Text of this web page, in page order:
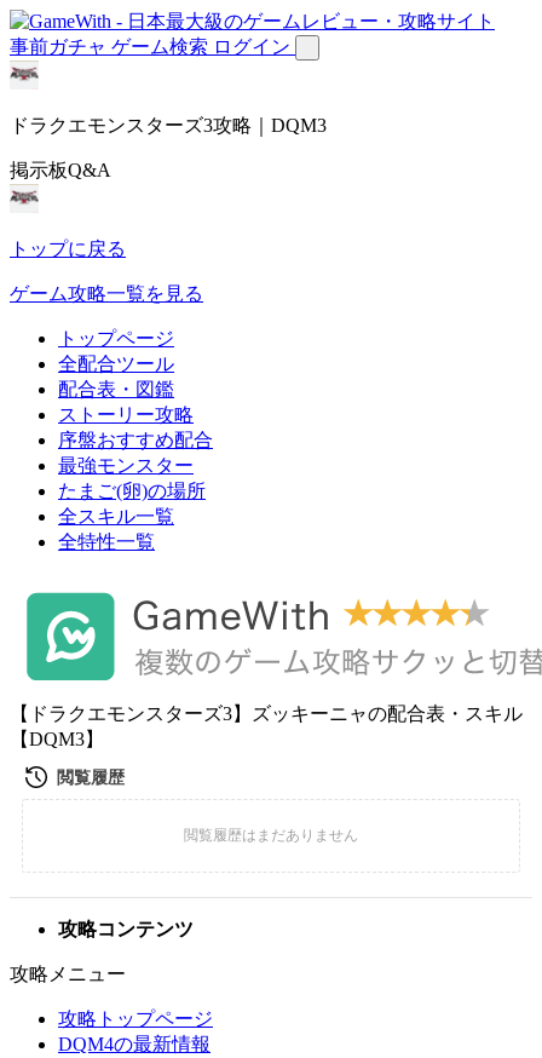
事前ガチャ ゲーム検索 ログイン
ドラクエモンスターズ3攻略｜DQM3
掲示板Q&A
トップに戻る
ゲーム攻略一覧を見る
トップページ
全配合ツール
配合表・図鑑
ストーリー攻略
序盤おすすめ配合
最強モンスター
たまご(卵)の場所
全スキル一覧
全特性一覧
【ドラクエモンスターズ3】ズッキーニャの配合表・スキル
【DQM3】
攻略コンテンツ
攻略メニュー
攻略トップページ
DQM4の最新情報